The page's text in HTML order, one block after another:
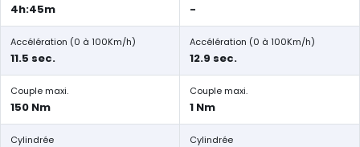
4h:45m -
Accélération (0 à 100Km/h)
11.5 sec.
Accélération (0 à 100Km/h)
12.9 sec.
Couple maxi.
150 Nm
Couple maxi.
1 Nm
Cylindrée Cylindrée